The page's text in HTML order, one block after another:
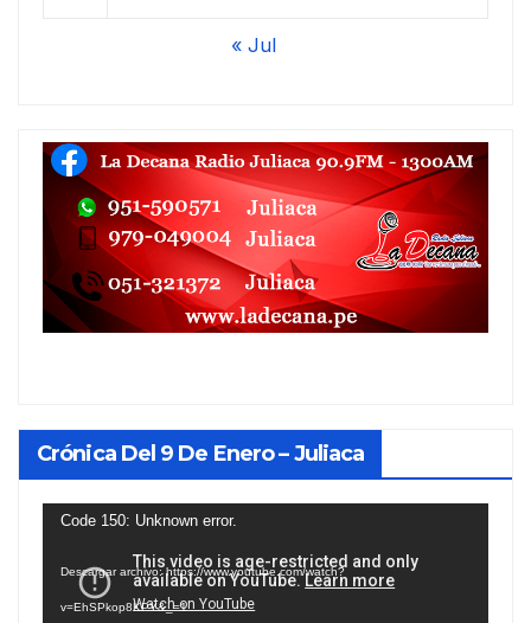
« Jul
Crónica Del 9 De Enero – Juliaca
Reproductor
vídeo
Code 150: Unknown error.
Descargar archivo: https://www.youtube.com/watch?
v=EhSPkop8KPY&_=1